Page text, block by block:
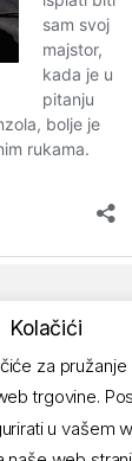
Kolačići
za
trgovine.
u vašem